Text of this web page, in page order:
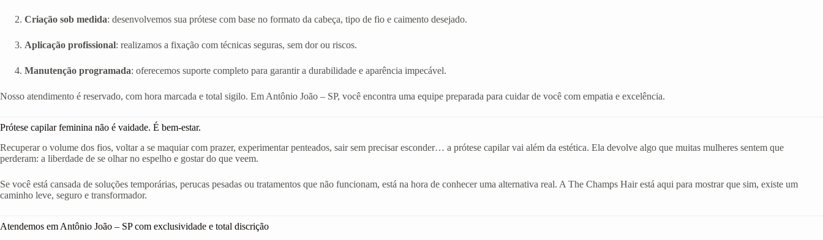
Criação sob medida: desenvolvemos sua prótese com base no formato da cabeça, tipo de fio e caimento desejado.
Aplicação profissional: realizamos a fixação com técnicas seguras, sem dor ou riscos.
Manutenção programada: oferecemos suporte completo para garantir a durabilidade e aparência impecável.
Nosso atendimento é reservado, com hora marcada e total sigilo. Em Antônio João – SP, você encontra uma equipe preparada para cuidar de você com empatia e excelência.
Prótese capilar feminina não é vaidade. É bem-estar.
Recuperar o volume dos fios, voltar a se maquiar com prazer, experimentar penteados, sair sem precisar esconder… a prótese capilar vai além da estética. Ela devolve algo que muitas mulheres sentem que
perderam: a liberdade de se olhar no espelho e gostar do que veem.
Se você está cansada de soluções temporárias, perucas pesadas ou tratamentos que não funcionam, está na hora de conhecer uma alternativa real. A The Champs Hair está aqui para mostrar que sim, existe um
caminho leve, seguro e transformador.
Atendemos em Antônio João – SP com exclusividade e total discrição